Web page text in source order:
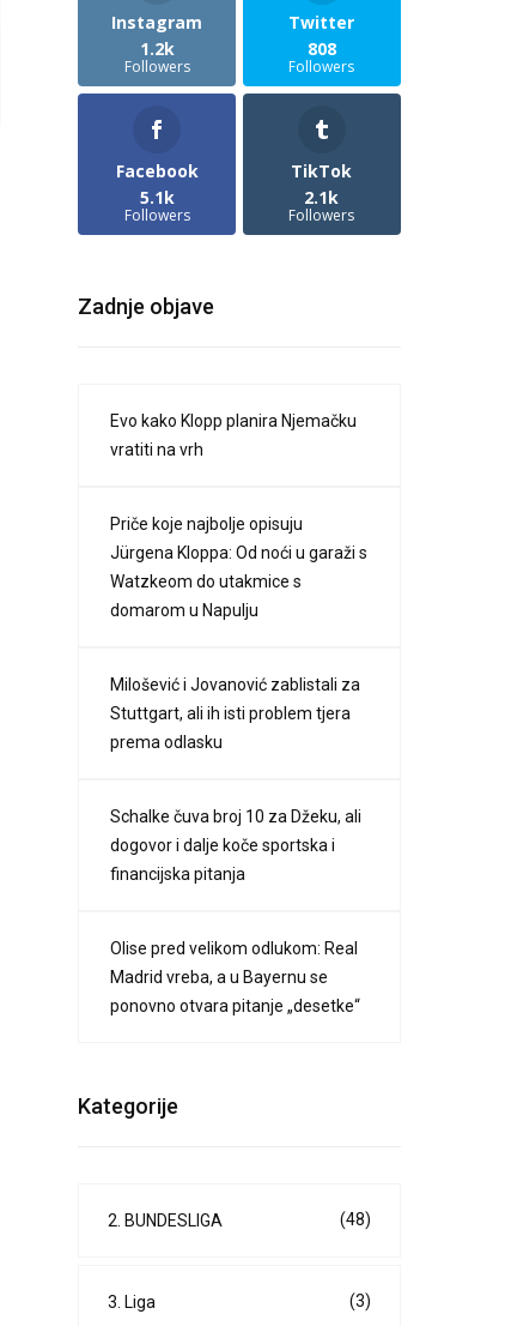
Instagram
1.2k
Followers
Twitter
808
Followers
Facebook
5.1k
Followers
TikTok
2.1k
Followers
Zadnje objave
Evo kako Klopp planira Njemačku
vratiti na vrh
Priče koje najbolje opisuju
Jürgena Kloppa: Od noći u garaži s
Watzkeom do utakmice s
domarom u Napulju
Milošević i Jovanović zablistali za
Stuttgart, ali ih isti problem tjera
prema odlasku
Schalke čuva broj 10 za Džeku, ali
dogovor i dalje koče sportska i
financijska pitanja
Olise pred velikom odlukom: Real
Madrid vreba, a u Bayernu se
ponovno otvara pitanje „desetke“
Kategorije
2. BUNDESLIGA (48)
3. Liga (3)